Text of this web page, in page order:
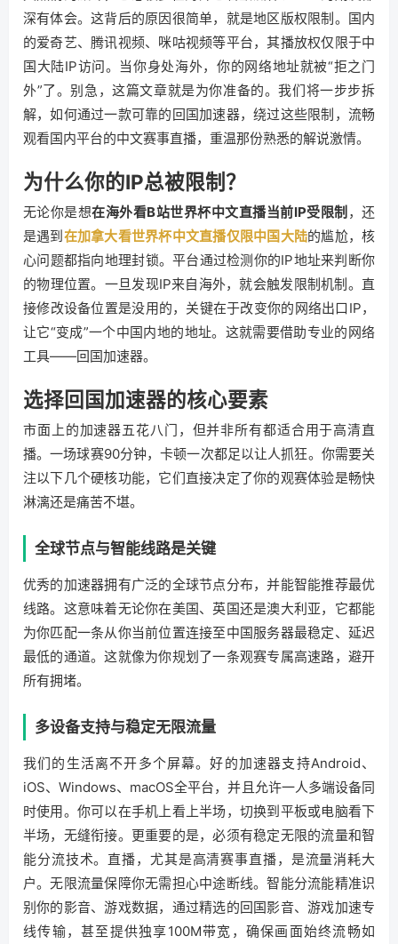
深有体会。这背后的原因很简单，就是地区版权限制。国内
的爱奇艺、腾讯视频、咪咕视频等平台，其播放权仅限于中
国大陆IP访问。当你身处海外，你的网络地址就被“拒之门
外”了。别急，这篇文章就是为你准备的。我们将一步步拆
解，如何通过一款可靠的回国加速器，绕过这些限制，流畅
观看国内平台的中文赛事直播，重温那份熟悉的解说激情。
为什么你的IP总被限制？
无论你是想在海外看B站世界杯中文直播当前IP受限制 ，还
是遇到在加拿大看世界杯中文直播仅限中国大陆的尴尬，核
心问题都指向地理封锁。平台通过检测你的IP地址来判断你
的物理位置。一旦发现IP来自海外，就会触发限制机制。直
接修改设备位置是没用的，关键在于改变你的网络出口IP，
让它“变成”一个中国内地的地址。这就需要借助专业的网络
工具——回国加速器。
选择回国加速器的核心要素
市面上的加速器五花八门，但并非所有都适合用于高清直
播。一场球赛90分钟，卡顿一次都足以让人抓狂。你需要关
注以下几个硬核功能，它们直接决定了你的观赛体验是畅快
淋漓还是痛苦不堪。
全球节点与智能线路是关键
优秀的加速器拥有广泛的全球节点分布，并能智能推荐最优
线路。这意味着无论你在美国、英国还是澳大利亚，它都能
为你匹配一条从你当前位置连接至中国服务器最稳定、延迟
最低的通道。这就像为你规划了一条观赛专属高速路，避开
所有拥堵。
多设备支持与稳定无限流量
我们的生活离不开多个屏幕。好的加速器支持Android、
iOS、Windows、macOS全平台，并且允许一人多端设备同
时使用。你可以在手机上看上半场，切换到平板或电脑看下
半场，无缝衔接。更重要的是，必须有稳定无限的流量和智
能分流技术。直播，尤其是高清赛事直播，是流量消耗大
户。无限流量保障你无需担心中途断线。智能分流能精准识
别你的影音、游戏数据，通过精选的回国影音、游戏加速专
线传输，甚至提供独享100M带宽，确保画面始终流畅如